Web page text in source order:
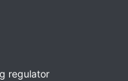
regulator